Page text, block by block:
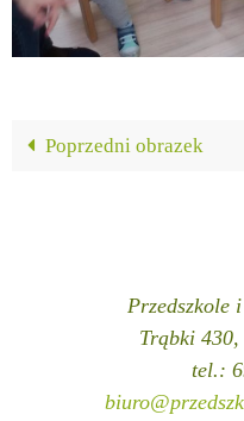
Poprzedni obrazek
Przedszkole
Trąbki
tel.: